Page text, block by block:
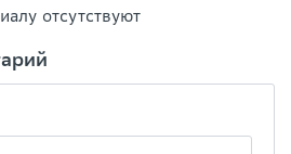
отсутствуют